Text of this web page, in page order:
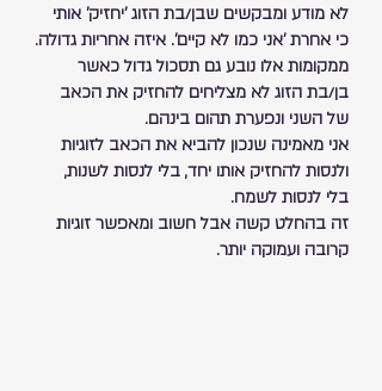
לא מודע ומבקשים שבן/בת הזוג 'יחזיק' אותי
כי אחרת 'אני כמו לא קיים'. איזה אחריות גדולה.
ממקומות אלו נובע גם תסכול גדול כאשר
בן/בת הזוג לא מצליחים להחזיק את הכאב
של השני ונפערת תהום בינהם.
אני מאמינה שנכון להביא את הכאב לזוגיות
ולנסות להחזיק אותו יחד, בלי לנסות לשנות,
בלי לנסות לשמח.
זה בהחלט קשה אבל חשוב ומאפשר זוגיות
קרובה ועמוקה יותר.